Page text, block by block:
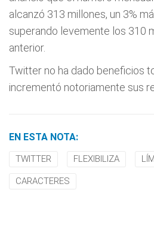
alcanzó 313 millones, un 3%
superando levemente los 310
anterior.
Twitter no ha dado beneficios
incrementó notoriamente sus
EN ESTA NOTA:
TWITTER FLEXIBILIZA
CARACTERES